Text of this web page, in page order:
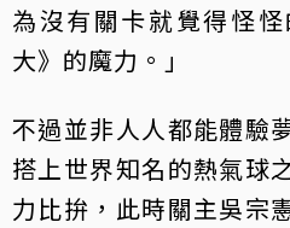
為沒有關卡就覺得怪
大》的魔力。」
不過並非人人都能體驗
搭上世界知名的熱氣球
力比拚，此時關主吳宗